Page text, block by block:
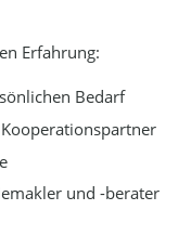
Erfahrung:
Bedarf
und -berater